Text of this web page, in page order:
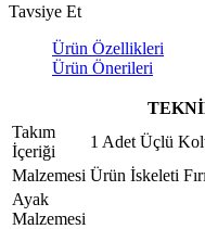
Tavsiye Et
Ürün Özellikleri
Ürün Önerileri
Takım
İçeriği
1 Adet Üçlü
Malzemesi Ürün İskeleti
Ayak
Malzemesi